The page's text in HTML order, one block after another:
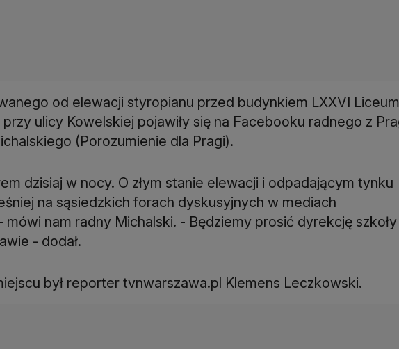
od elewacji styropianu przed budynkiem LXXVI Liceum
ulicy Kowelskiej pojawiły się na Facebooku radnego z
(Porozumienie dla Pragi).
dzisiaj w nocy. O złym stanie elewacji i odpadającym tynku
na sąsiedzkich forach dyskusyjnych w mediach
mówi nam radny Michalski. - Będziemy prosić dyrekcję
- dodał.
był reporter tvnwarszawa.pl Klemens Leczkowski.